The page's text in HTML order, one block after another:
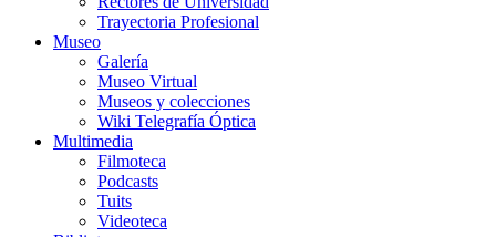
Trayectoria Profesional
Museo
Galería
Museo Virtual
Museos y colecciones
Wiki Telegrafía Óptica
Multimedia
Filmoteca
Podcasts
Tuits
Videoteca